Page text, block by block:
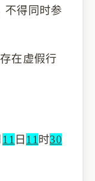
不得 同时参
在虚假行
11 日 11 时30